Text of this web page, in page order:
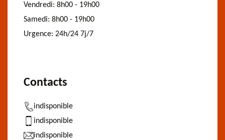
Vendredi: 8h00 - 19h00
Samedi: 8h00 - 19h00
Urgence: 24h/24 7j/7
Contacts
indisponible
indisponible
indisponible